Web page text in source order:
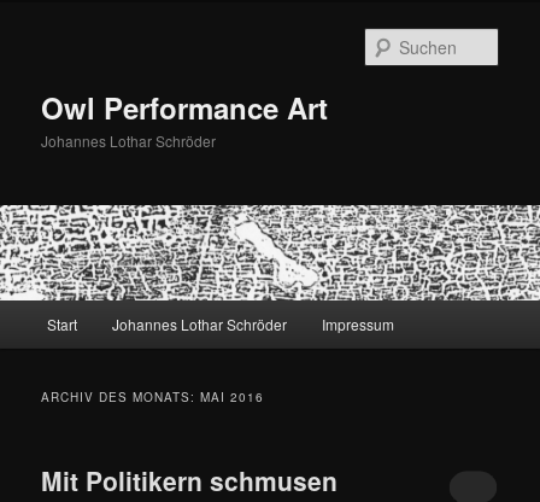
Owl Performance Art
Johannes Lothar Schröder
Start Johannes Lothar Schröder Impressum
ARCHIV DES MONATS:MAI 2016
Mit Politikern schmusen